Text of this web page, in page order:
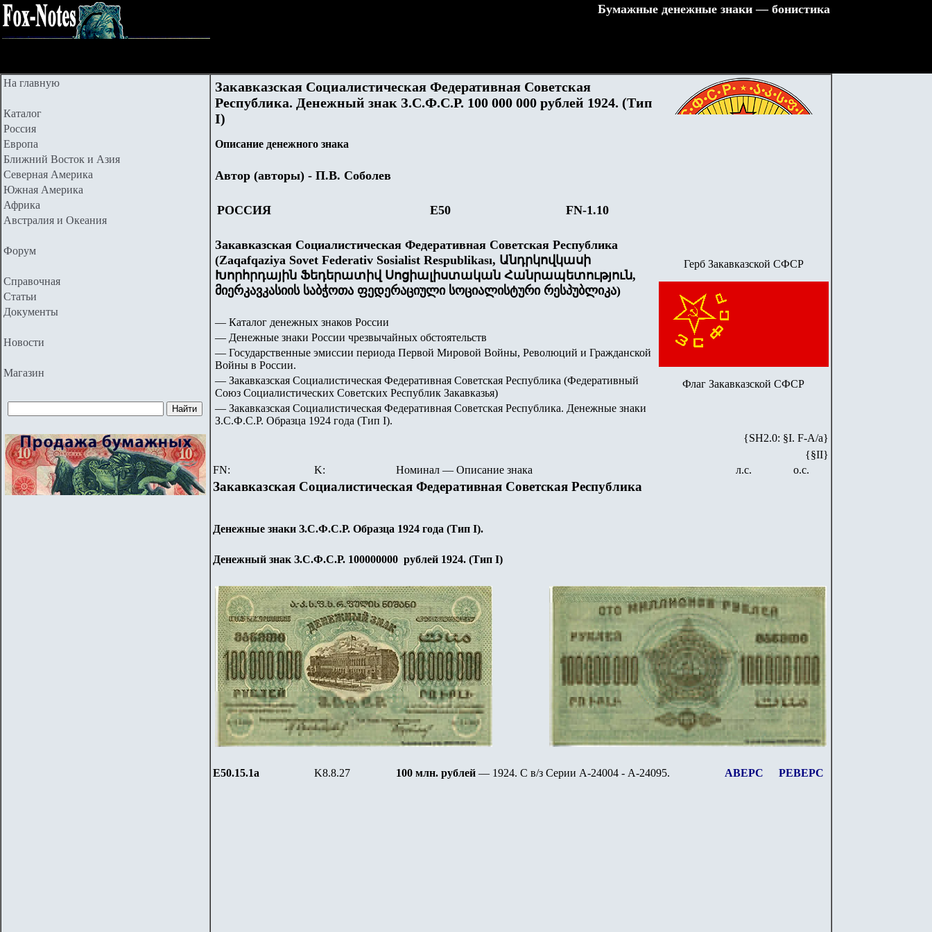
Бумажные денежные знаки — бонистика
На главную
Каталог
Россия
Европа
Ближний Восток и Азия
Северная Америка
Южная Америка
Африка
Австралия и Океания
Форум
Справочная
Статьи
Документы
Новости
Магазин
Закавказская Социалистическая Федеративная Советская
Республика. Денежный знак З.С.Ф.С.Р. 100 000 000 рублей 1924. (Тип
I)
Описание денежного знака
Автор (авторы) - П.В. Соболев
РОССИЯ Е50 FN-1.10
Закавказская Социалистическая Федеративная Советская Республика
(Zaqafqaziya Sovet Federativ Sosialist Respublikası, Անդրկովկասի
Խորհրդային Ֆեդերատիվ Սոցիալիստական Հանրապետություն,
მიერკავკასიის საბჭოთა ფედერაციული სოციალისტური რესპუბლიკა)
— Каталог денежных знаков России
— Денежные знаки России чрезвычайных обстоятельств
— Государственные эмиссии периода Первой Мировой Войны, Революций и Гражданской
Войны в России.
— Закавказская Социалистическая Федеративная Советская Республика (Федеративный
Союз Социалистических Советских Республик Закавказья)
— Закавказская Социалистическая Федеративная Советская Республика. Денежные знаки
З.С.Ф.С.Р. Образца 1924 года (Тип I).
Герб Закавказской СФСР
Флаг Закавказской СФСР
{SH2.0: §I. F-А/а}
{§II}
FN:
K: Номинал — Описание знака л.с. о.с.
Закавказская Социалистическая Федеративная Советская Республика
Денежные знаки З.С.Ф.С.Р. Образца 1924 года (Тип I).
Денежный знак З.С.Ф.С.Р. 100000000 рублей 1924. (Тип I)
Е50.15.1a K8.8.27 100 млн. рублей — 1924. С в/з Серии А-24004 - А-24095. АВЕРС РЕВЕРС